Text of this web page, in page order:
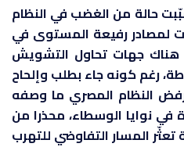
حالة من الغضب في النظام
لمصادر رفيعة المستوى في
هناك جهات تحاول التشويش
رغم كونه جاء بطلب وإلحاح
النظام المصري ما وصفه
في نوايا الوسطاء، محذرا من
المسار التفاوضي للتهرب